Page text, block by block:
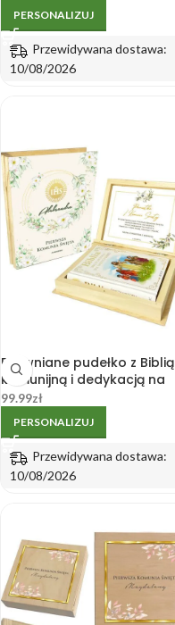
PERSONALIZUJ
Przewidywana dostawa:
10/08/2026
Drewniane pudełko z Biblią
komunijną i dedykacją na
Pierwszą Komunię K4
99.99zł
PERSONALIZUJ
Przewidywana dostawa:
10/08/2026